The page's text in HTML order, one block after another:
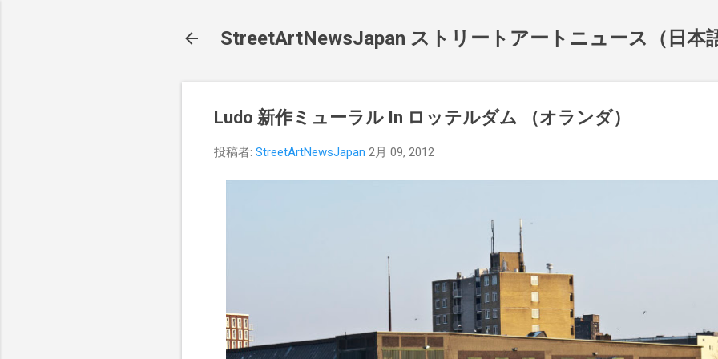
StreetArtNewsJapan ストリートアートニュース（日本
Ludo 新作ミューラル In ロッテルダム （オランダ）
投稿者: StreetArtNewsJapan 2月 09, 2012